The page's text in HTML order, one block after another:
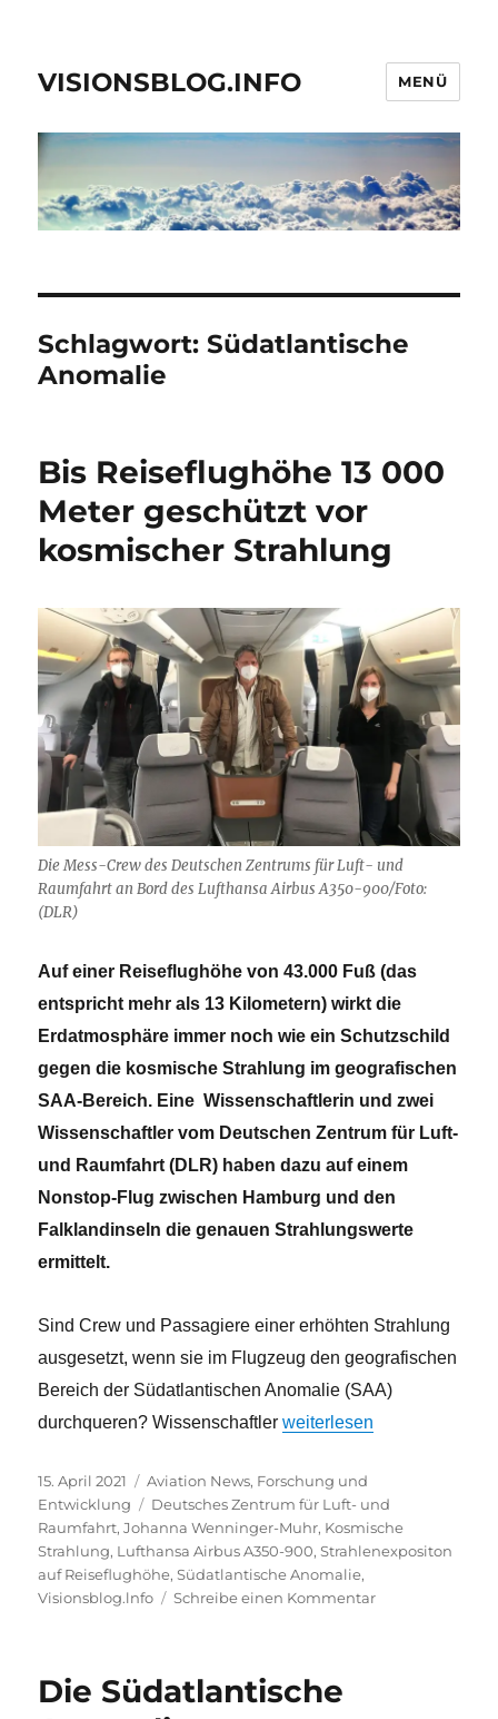
VISIONSBLOG.INFO MENÜ
Schlagwort:Südatlantische
Anomalie
Bis Reiseflughöhe 13 000
Meter geschützt vor
kosmischer Strahlung
Die Mess-Crew des Deutschen Zentrums für Luft- und
Raumfahrt an Bord des Lufthansa Airbus A350-900/Foto:
(DLR)
Auf einer Reiseflughöhe von 43.000 Fuß (das
entspricht mehr als 13 Kilometern) wirkt die
Erdatmosphäre immer noch wie ein Schutzschild
gegen die kosmische Strahlung im geografischen
SAA-Bereich. Eine Wissenschaftlerin und zwei
Wissenschaftler vom Deutschen Zentrum für Luft-
und Raumfahrt (DLR) haben dazu auf einem
Nonstop-Flug zwischen Hamburg und den
Falklandinseln die genauen Strahlungswerte
ermittelt.
Sind Crew und Passagiere einer erhöhten Strahlung
ausgesetzt, wenn sie im Flugzeug den geografischen
Bereich der Südatlantischen Anomalie (SAA)
durchqueren? Wissenschaftler„Bis Reiseflughöhe 13
weiterlesen
Veröffentlicht
am
15. April 2021 Kategorien
Aviation News, Forschung und
Entwicklung
Schlagwörter
Deutsches Zentrum für Luft- und
Raumfahrt,Johanna Wenninger-Muhr, Kosmische
Strahlung, Lufthansa Airbus A350-900,Strahlenexpositon
auf Reiseflughöhe,Südatlantische Anomalie,
Visionsblog.lnfo
Schreibe einen Kommentarzu
Die Südatlantische